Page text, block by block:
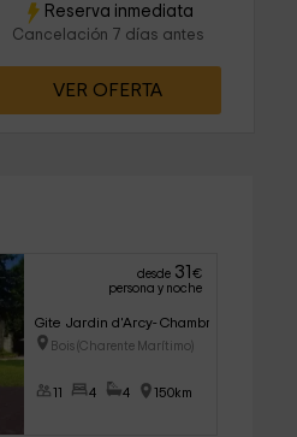
Reserva inmediata
Cancelación 7 días antes
VER OFERTA
desde 31
€
persona y noche
Gite Jardin d'Arcy- Chambres d'hôtes
Bois (Charente Marítimo)
11 4 4 150km